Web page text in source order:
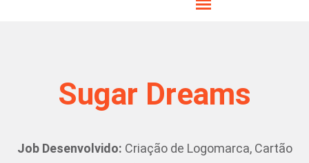
Sugar Dreams
Job Desenvolvido: Criação de Logomarca, Cartão